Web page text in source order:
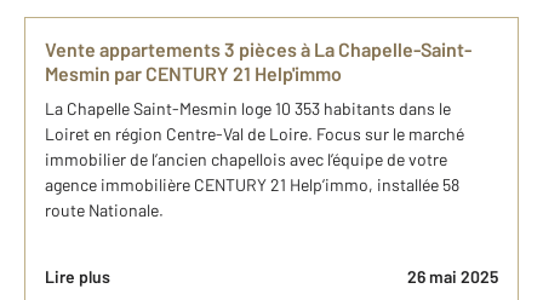
Vente appartements 3 pièces à La Chapelle-Saint-
Mesmin par CENTURY 21 Help'immo
La Chapelle Saint-Mesmin loge 10 353 habitants dans le
Loiret en région Centre-Val de Loire. Focus sur le marché
immobilier de l’ancien chapellois avec l’équipe de votre
agence immobilière CENTURY 21 Help’immo, installée 58
route Nationale.
Lire plus 26 mai 2025